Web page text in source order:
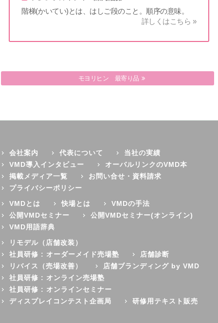
階梯(かいてい)とは、はしご段のこと。順序の意味。
詳しくはこちら »
ムサイショク 無彩色
モヨリヒン 最寄り品
会社案内 代表について
当社の実績
VMD導入インタビュー
オーバルリンクのVMD本
掲載メディア一覧
お問い合せ・資料請求
プライバシーポリシー
VMDとは
快場とは
VMDの手法
公開VMDセミナー
公開VMDセミナー(オンライン)
VMD用語辞典
リモデル（店舗改装）
社員研修 : オーダーメイド売場塾
店舗診断
リバイス（売場改善）
店舗ブランディング by VMD
社員研修 : オンライン売場塾
社員研修 : オンラインセミナー
ディスプレイコンテスト企画局
研修用テキスト販売